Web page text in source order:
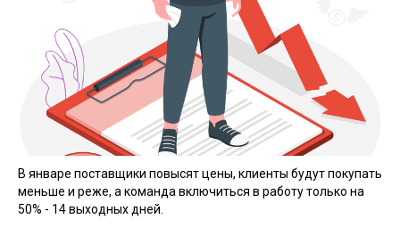
В январе поставщики повысят цены, клиенты будут покупать
меньше и реже, а команда включиться в работу только на
50% - 14 выходных дней.